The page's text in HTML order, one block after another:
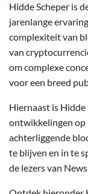
Hidde Scheper is
jarenlange
complexiteit van
van
om complexe
voor een breed
Hiernaast is
ontwikkelingen op
achterliggende
te blijven en in te
de lezers van